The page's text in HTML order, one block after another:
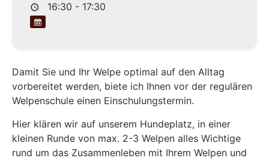
16:30 - 17:30
Damit Sie und Ihr Welpe optimal auf den Alltag
vorbereitet werden, biete ich Ihnen vor der regulären
Welpenschule einen Einschulungstermin.
Hier klären wir auf unserem Hundeplatz, in einer
kleinen Runde von max. 2-3 Welpen alles Wichtige
rund um das Zusammenleben mit Ihrem Welpen und